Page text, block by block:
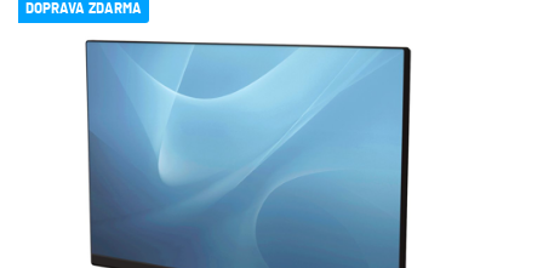
DOPRAVA ZDARMA